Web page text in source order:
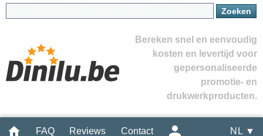
Bereken snel en eenvoudig
kosten en levertijd voor
gepersonaliseerde
promotie- en
drukwerkproducten.
FAQ Reviews Contact NL ▼